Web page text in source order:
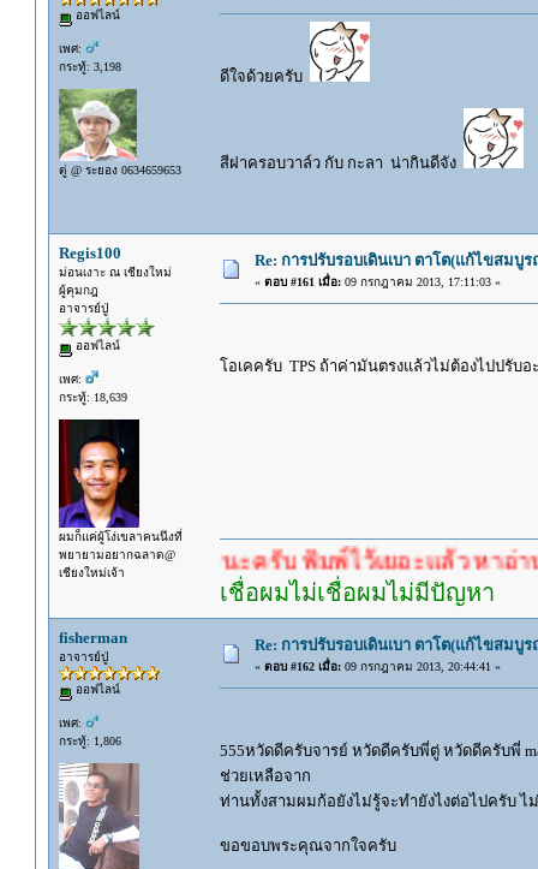
ออฟไลน์
เพศ:
กระทู้: 3,198
ตู่ @ ระยอง 0634659653
ดีใจด้วยครับ
สีฝาครอบวาล์ว กับ กะลา น่ากินดีจัง
Regis100
ม่อนเงาะ ณ เชียงใหม่
ผู้คุมกฎ
อาจารย์ปู่
ออฟไลน์
เพศ:
กระทู้: 18,639
ผมก็แค่ผู้โง่เขลาคนนึงที่
พยายามอยากฉลาด@
เชียงใหม่เจ้า
Re: การปรับรอบเดินเบา ตาโต(แก้ไขสมบู
« ตอบ #161 เมื่อ:09 กรกฎาคม 2013, 17:11:03 »
โอเคครับ TPS ถ้าค่ามันตรงแล้วไม่ต้องไปปรับ
อคำตอบนะครับ พิมพ์ไว้เยอะแล้ว หาอ่านกันดู
เชื่อผมไม่เชื่อผมไม่มีปัญหา
fisherman
อาจารย์ปู่
ออฟไลน์
เพศ:
กระทู้: 1,806
Re: การปรับรอบเดินเบา ตาโต(แก้ไขสมบู
« ตอบ #162 เมื่อ:09 กรกฎาคม 2013, 20:44:41 »
555หวัดดีครับจารย์ หวัดดีครับพี่ตู่ หวัดดีครับพี่
ช่วยเหลือจาก
ท่านทั้งสามผมก้อยังไม่รู้จะทำยังไงต่อไปครับ
ขอขอบพระคุณจากใจครับ